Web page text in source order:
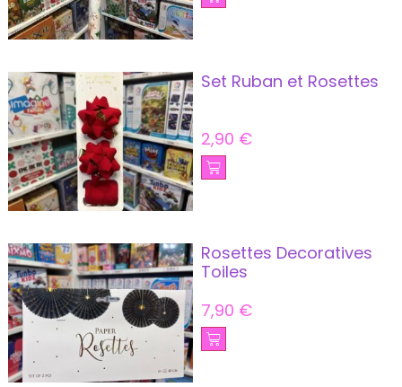
Set Ruban et Rosettes
2,90 €
Rosettes Decoratives
Toiles
7,90 €